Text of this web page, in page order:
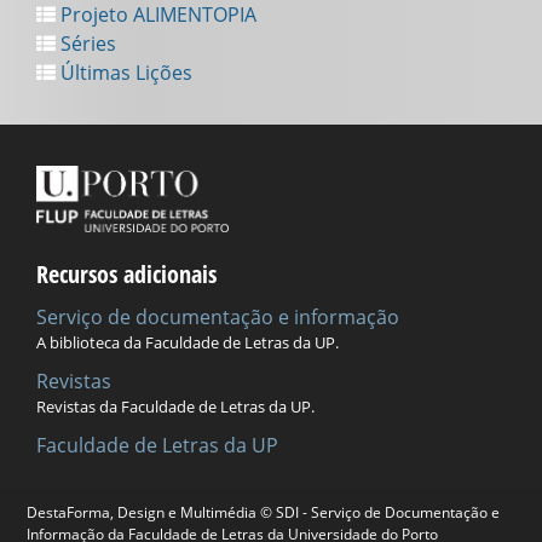
DestaForma, Design e Multimédia © SDI - Serviço de Documentação e
Informação da Faculdade de Letras da Universidade do Porto
Projeto ALIMENTOPIA
Séries
Últimas Lições
Recursos adicionais
Serviço de documentação e informação
A biblioteca da Faculdade de Letras da UP.
Revistas
Revistas da Faculdade de Letras da UP.
Faculdade de Letras da UP
Universidade do Porto